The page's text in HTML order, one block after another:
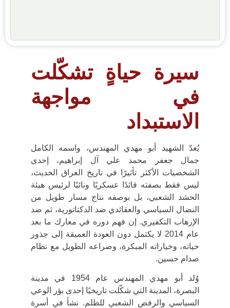
سيرة حياةٍ تشكّلت
في مواجهة
الاستبداد
يُعدّ الشهيد أبو مهدي المهندس، واسمه الكامل
جمال جعفر محمد علي آل إبراهيم، إحدى
الشخصيات الأكثر تأثيرًا في تاريخ العراق الحديث،
ليس فقط بصفته قائدًا عسكريًا ونائبًا لرئيس هيئة
الحشد الشعبي، بل بوصفه نتاج مسار طويل من
النضال السياسي والعقائدي ضد الدكتاتورية، ثم ضد
الإرهاب التكفيري. إن فهم دوره في معارك ما بعد
عام 2014 لا يكتمل دون العودة العميقة إلى
جذور
حياته، وخياراته المبكرة، وصراعه الطويل مع نظام
صدام حسين.
وُلد أبو مهدي المهندس عام1954 في مدينة
البصرة، المدينة التي شكّلت تاريخيًا إحدى بؤر الوعي
السياسي والرفض الشعبي للظلم. نشأ في أسرة